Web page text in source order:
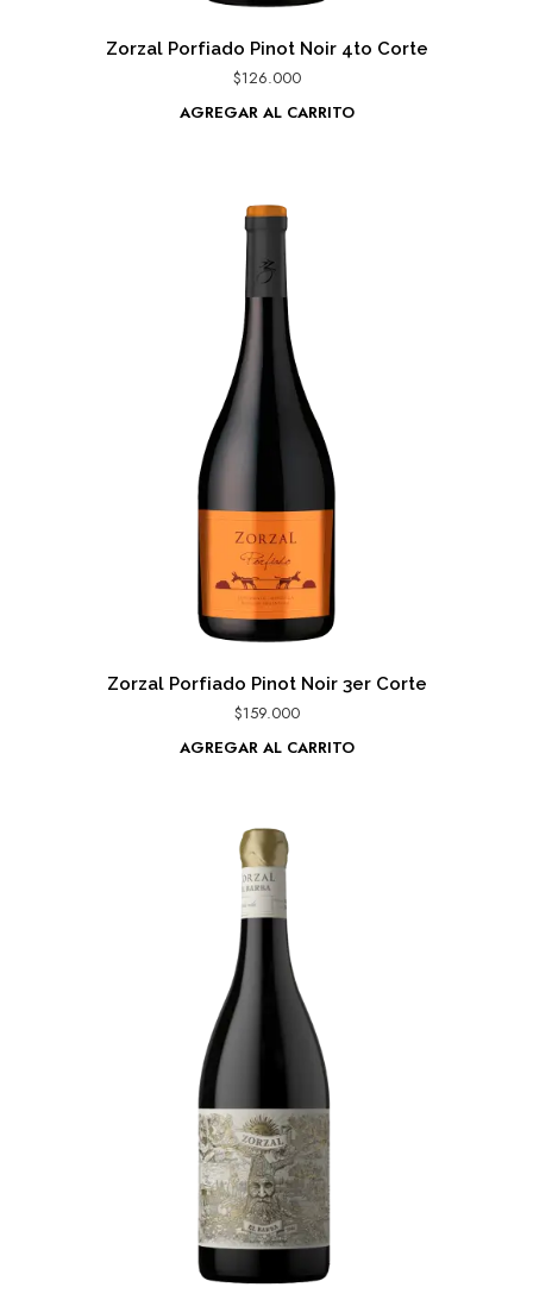
Zorzal Porfiado Pinot Noir 4to Corte
$126.000
AGREGAR AL CARRITO
Zorzal Porfiado Pinot Noir 3er Corte
$159.000
AGREGAR AL CARRITO